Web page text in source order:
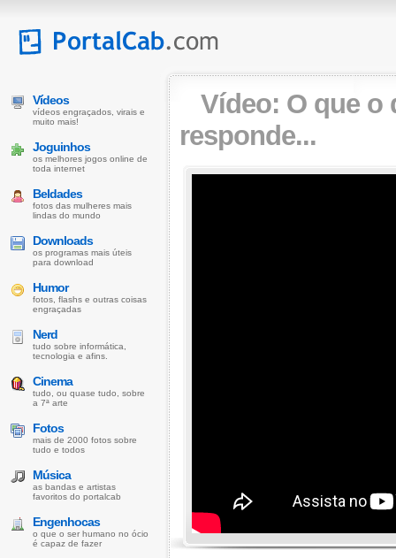
Vídeo: O que o
responde...
Vídeos
vídeos engraçados, virais e
muito mais!
Joguinhos
os melhores jogos online de
toda internet
Beldades
fotos das mulheres mais
lindas do mundo
Downloads
os programas mais úteis
para download
Humor
fotos, flashs e outras coisas
engraçadas
Nerd
tudo sobre informática,
tecnologia e afins.
Cinema
tudo, ou quase tudo, sobre
a 7ª arte
Fotos
mais de 2000 fotos sobre
tudo e todos
Música
as bandas e artistas
favoritos do portalcab
Engenhocas
o que o ser humano no ócio
é capaz de fazer